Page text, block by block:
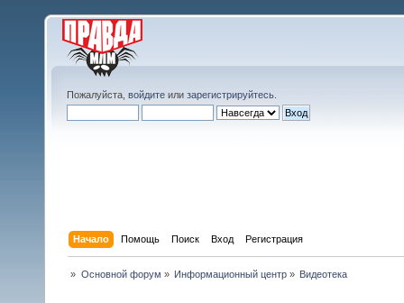
Пожалуйста, войдите или зарегистрируйтесь
Начало Помощь Поиск Вход Регистрация
» Основной форум » Информационный центр» Видеотека